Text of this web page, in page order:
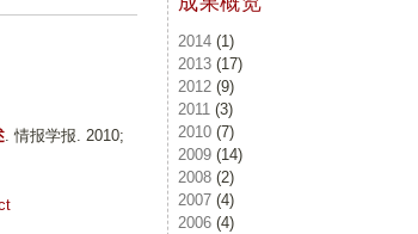
. 情报学报. 2010;
2014 (1)
2013 (17)
2012 (9)
2011 (3)
2010 (7)
2009 (14)
2008 (2)
2007 (4)
2006 (4)